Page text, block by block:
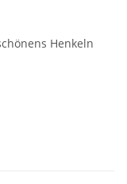
Henkeln